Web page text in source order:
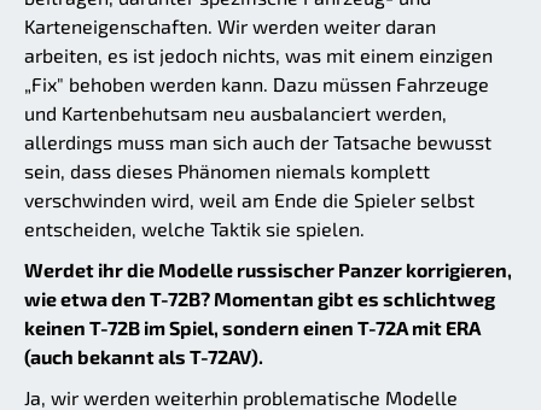
Karteneigenschaften. Wir werden weiter daran
arbeiten, es ist jedoch nichts, was mit einem einzigen
„Fix" behoben werden kann. Dazu müssen Fahrzeuge
und Kartenbehutsam neu ausbalanciert werden,
allerdings muss man sich auch der Tatsache bewusst
sein, dass dieses Phänomen niemals komplett
verschwinden wird, weil am Ende die Spieler selbst
entscheiden, welche Taktik sie spielen.
Werdet ihr die Modelle russischer Panzer korrigieren,
wie etwa den T-72B? Momentan gibt es schlichtweg
keinen T-72B im Spiel, sondern einen T-72A mit ERA
(auch bekannt als T-72AV).
Ja, wir werden weiterhin problematische Modelle